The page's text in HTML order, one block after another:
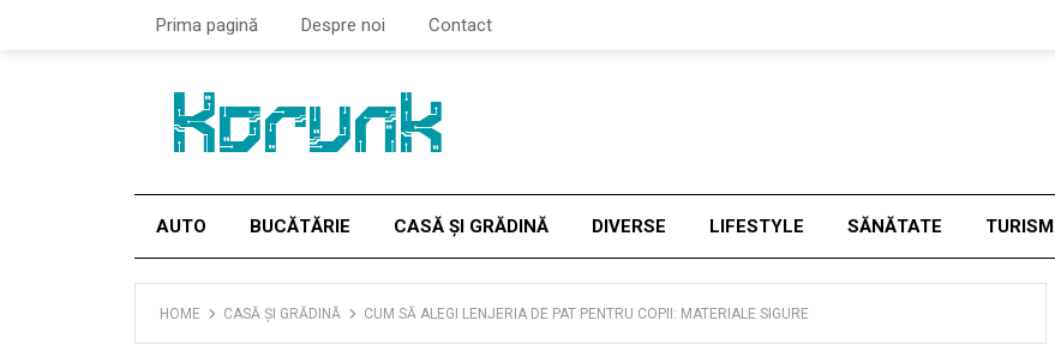
Prima pagină Despre noi Contact
AUTO BUCĂTĂRIE CASĂ ȘI GRĂDINĂ DIVERSE LIFESTYLE SĂNĂTATE TURISM
HOME CASĂ ȘI GRĂDINĂ CUM SĂ ALEGI LENJERIA DE PAT PENTRU COPII: MATERIALE SIGURE